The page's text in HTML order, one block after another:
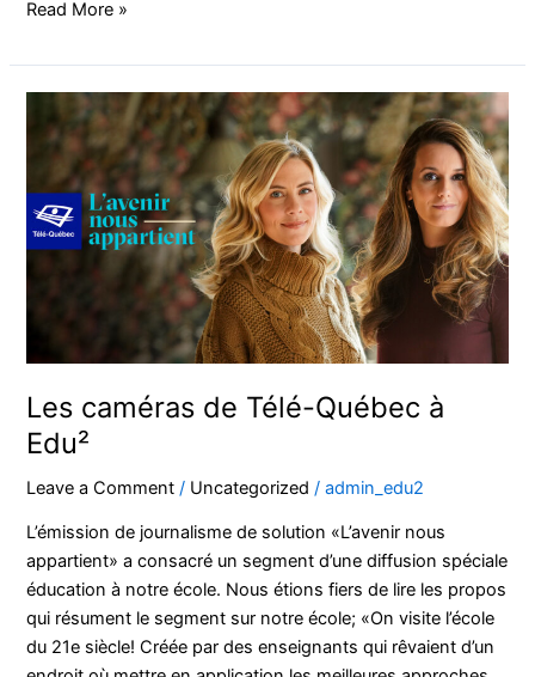
Read More »
Les caméras de Télé-Québec à
Edu²
Leave a Comment / Uncategorized /admin_edu2
L’émission de journalisme de solution «L’avenir nous
appartient» a consacré un segment d’une diffusion spéciale
éducation à notre école. Nous étions fiers de lire les propos
qui résument le segment sur notre école; «On visite l’école
du 21e siècle! Créée par des enseignants qui rêvaient d’un
caméras
Télé-
Québec
à
Edu²